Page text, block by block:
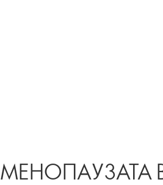
МЕНОПАУЗАТА